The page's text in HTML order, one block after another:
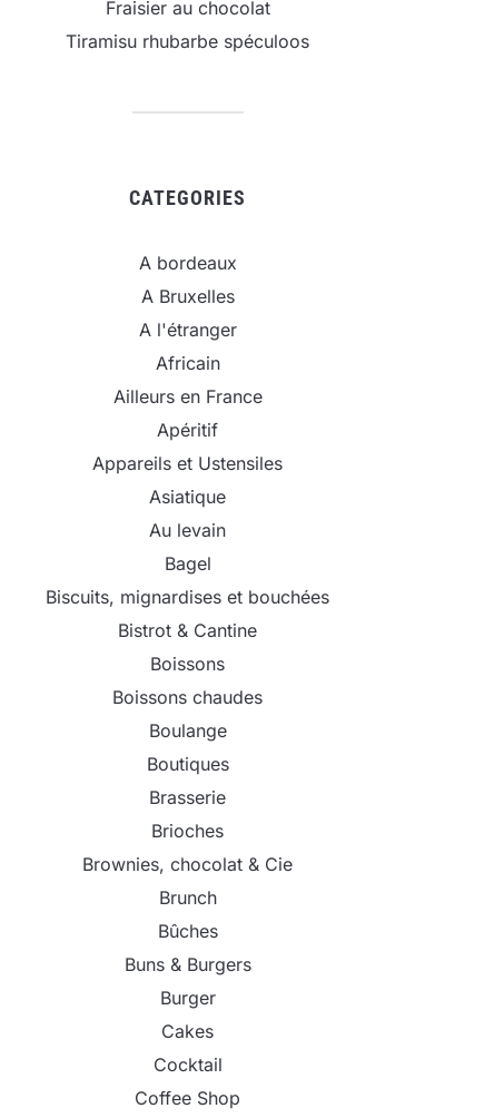
Fraisier au chocolat
Tiramisu rhubarbe spéculoos
CATEGORIES
A bordeaux
A Bruxelles
A l'étranger
Africain
Ailleurs en France
Apéritif
Appareils et Ustensiles
Asiatique
Au levain
Bagel
Biscuits, mignardises et bouchées
Bistrot & Cantine
Boissons
Boissons chaudes
Boulange
Boutiques
Brasserie
Brioches
Brownies, chocolat & Cie
Brunch
Bûches
Buns & Burgers
Burger
Cakes
Cocktail
Coffee Shop